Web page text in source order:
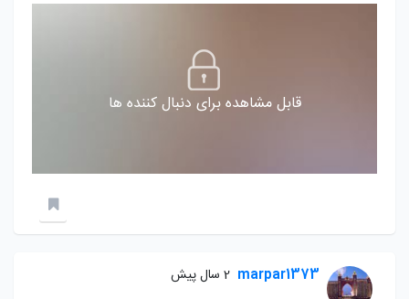
قابل مشاهده برای دنبال کننده ها
marpar1373 2 سال پیش